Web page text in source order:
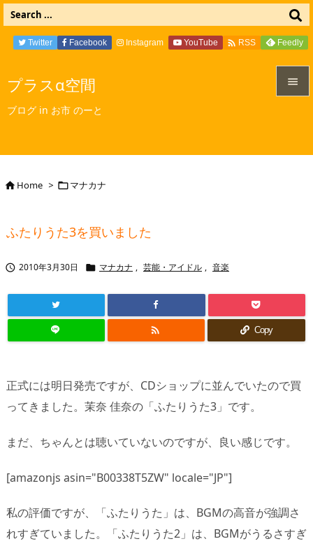
プラスα空間
ブログ in お市 のーと

Twitter Facebook Instagram YouTube  RSS Feedly
Home > マナカナ
ふたりうた3を買いました
 2010年3月30日  マナカナ , 芸能・アイドル , 音楽
 Copy
正式には明日発売ですが、CDショップに並んでいたので買
ってきました。茉奈 佳奈の「ふたりうた3」です。
まだ、ちゃんとは聴いていないのですが、良い感じです。
[amazonjs asin="B00338T5ZW" locale="JP"]
私の評価ですが、「ふたりうた」は、BGMの高音が強調さ
れすぎていました。「ふたりうた2」は、BGMがうるさすぎ